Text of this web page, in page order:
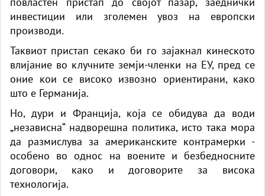
инвестиции или зголемен увоз на европски
производи.
Таквиот пристап секако би го зајакнал кинеското
влијание во клучните земји-членки на ЕУ, пред се
оние кои се високо извозно ориентирани, како
што е Германија.
Но, дури и Франција, која се обидува да води
„независна“ надворешна политика, исто така мора
да размислува за американските контрамерки -
особено во однос на воените и безбедносните
договори, како и договорите за висока
технологија.